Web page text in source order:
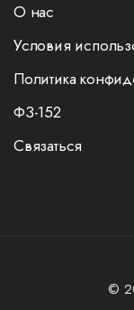
О нас
Условия
Политика
ФЗ-152
Связаться
©